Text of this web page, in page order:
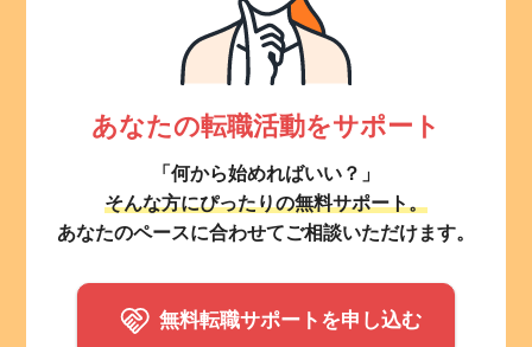
あなたの転職活動をサポート
「何から始めればいい？」
そんな方にぴったりの無料サポート。
あなたのペースに合わせてご相談いただけます。
無料転職サポートを申し込む